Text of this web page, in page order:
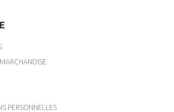
PERSONNELLES